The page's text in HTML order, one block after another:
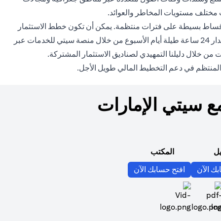
مستويات المخاطر والعوائد.
أقساط بسيطة على فترات منتظمة. يمكن أن تكون خطط الاستثمار
المنظم خيارًا مثاليًا إذا كنت لا تفضل استثمار مبلغ مقطوع دفعة واحدة. كما يمكن التداول في صناديق الاستثمار المشترك عبر الإنترنت على مدار 24 ساعة طيلة أيام الأسبوع من خلال منصة سيتي للخدمات عبر
خلال دليلنا التمهيدي لصناديق الاستثمار المشتركةin a new tab.
في دعم التخطيط المالي طويل الأجل.
سيتي الإمارات
المكتب
الآن opens in a new tab
افتح حسابك الآن